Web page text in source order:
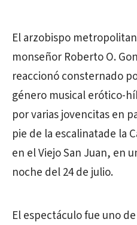
El arzobispo
monseñor Roberto O.
reaccionó consternado
género musical erótico-
por varias jovencitas en
pie de la escalinatade la
en el Viejo San Juan, en
noche del 24 de julio.
El espectáculo fue uno